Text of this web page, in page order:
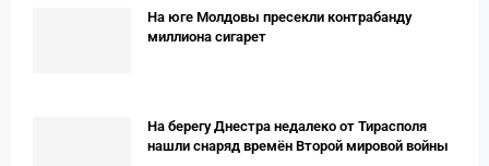
На юге Молдовы пресекли контрабанду
миллиона сигарет
На берегу Днестра недалеко от Тирасполя
нашли снаряд времён Второй мировой войны